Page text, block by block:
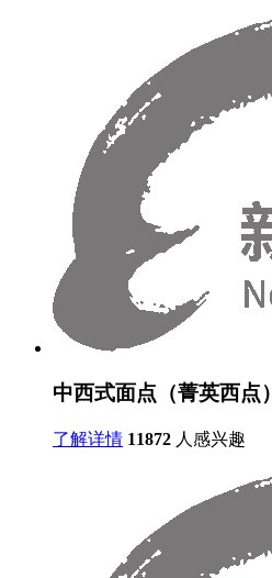
中西式面点（菁英西点）
了解详情 11872 人感兴趣